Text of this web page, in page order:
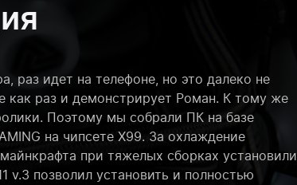
раз идет на телефоне, но это далеко не
как раз и демонстрирует Роман. К тому же
Поэтому мы собрали ПК на базе
на чипсете X99. За охлаждение
при тяжелых сборках установили
v.3 позволил установить и полностью